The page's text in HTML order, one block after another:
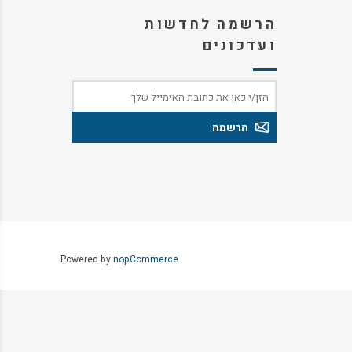
הרשמה לחדשות
ועדכונים
Powered bynopCommerce